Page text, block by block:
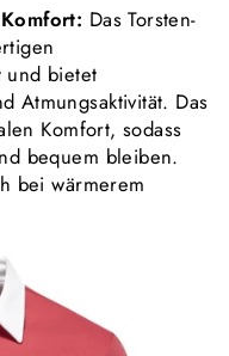
Das Torsten-
und bietet
Atmungsaktivität. Das
Komfort, sodass
bequem bleiben.
bei wärmerem